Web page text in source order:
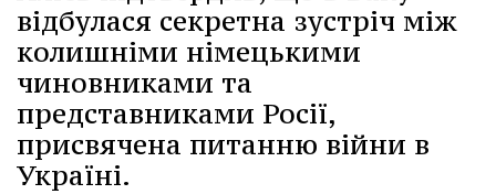
відбулася секретна зустріч між
колишніми німецькими
чиновниками та
представниками Росії,
присвячена питанню війни в
Україні.